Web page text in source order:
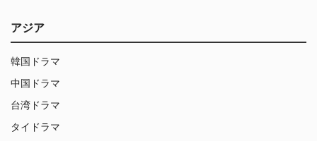
アジア
韓国ドラマ
中国ドラマ
台湾ドラマ
タイドラマ